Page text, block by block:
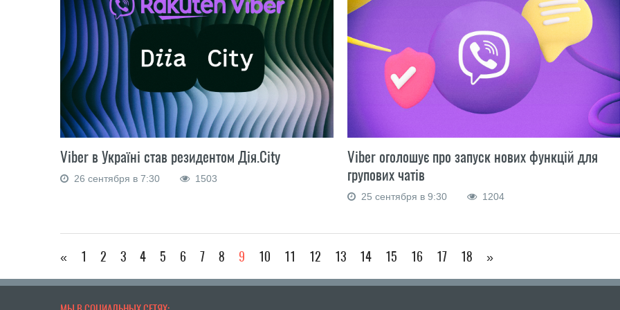
Viber в Україні став резидентом Дія.City
26 сентября в 7:30 1503
Viber оголошує про запуск нових функцій для
групових чатів
25 сентября в 9:30 1204
« 1 2 3 4 5 6 7 8 9 10 11 12 13 14 15 16 17 18 »